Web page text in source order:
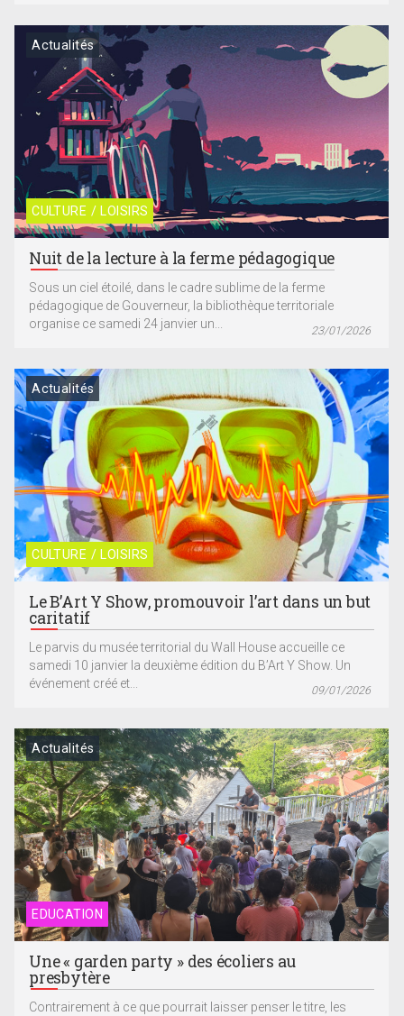
CULTURE / LOISIRS
Actualités
Nuit de la lecture à la ferme pédagogique
Sous un ciel étoilé, dans le cadre sublime de la ferme
pédagogique de Gouverneur, la bibliothèque territoriale
organise ce samedi 24 janvier un...
23/01/2026
CULTURE / LOISIRS
Actualités
Le B’Art Y Show, promouvoir l’art dans un but
caritatif
Le parvis du musée territorial du Wall House accueille ce
samedi 10 janvier la deuxième édition du B’Art Y Show. Un
événement créé et...
09/01/2026
EDUCATION
Actualités
Une « garden party » des écoliers au
presbytère
Contrairement à ce que pourrait laisser penser le titre, les